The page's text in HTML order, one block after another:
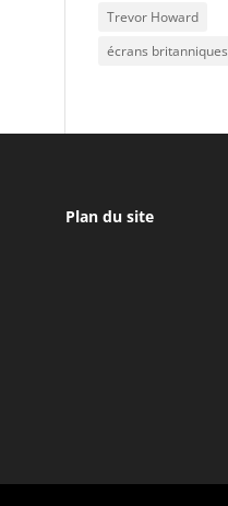
Trevor Howard
écrans britanniques
Plan du site